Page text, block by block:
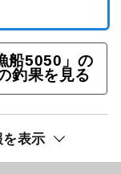
船5050」の
釣果を見る
表示